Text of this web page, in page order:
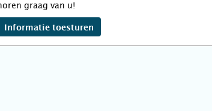
graag van u!
Informatie toesturen